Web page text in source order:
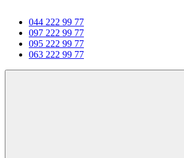
044 222 99 77
097 222 99 77
095 222 99 77
063 222 99 77